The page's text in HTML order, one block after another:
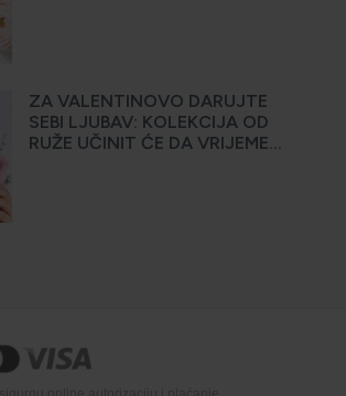
ZA VALENTINOVO DARUJTE
SEBI LJUBAV: KOLEKCIJA OD
RUŽE UČINIT ĆE DA VRIJEME